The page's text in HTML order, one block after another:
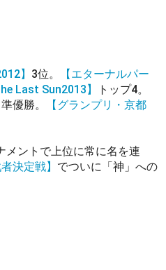
】 3位。
【エターナルパー
Last Sun2013】
トップ4。
準優勝。
【グランプリ・京都
ントで上位に常に名を連
決定戦】 でついに「神」への